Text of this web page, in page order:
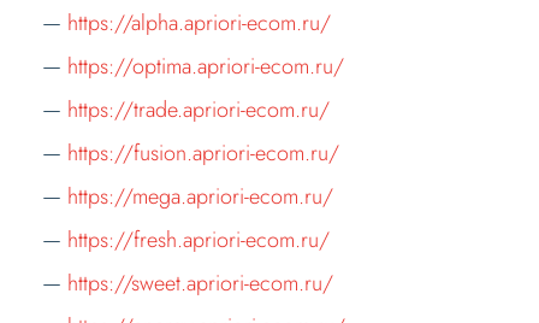
https://alpha.apriori-ecom.ru/
https://optima.apriori-ecom.ru/
https://trade.apriori-ecom.ru/
https://fusion.apriori-ecom.ru/
https://mega.apriori-ecom.ru/
https://fresh.apriori-ecom.ru/
https://sweet.apriori-ecom.ru/